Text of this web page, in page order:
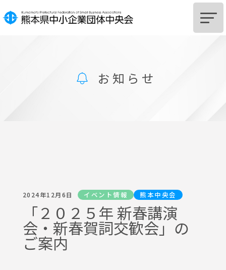
中央会とは
中央会からのお知らせ
関係機関からのお知らせ
お知らせ
2024年12月6日 イベント情報 熊本中央会
「２０２５年 新春講演
会・新春賀詞交歓会」の
ご案内